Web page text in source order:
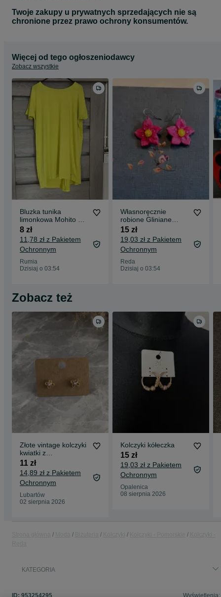
Twoje zakupy u prywatnych sprzedających nie są
chronione przez prawo ochrony konsumentów.
Więcej od tego ogłoszeniodawcy
Zobacz wszystkie
Bluzka tunika
limonkowa Mohito S
36 krótki rękaw
8 zł
11,78 zł z Pakietem
Ochronnym
Rumia
Dzisiaj o 03:54
Własnoręcznie
robione Gliniane
różowe kolczyki w
kształcie kwiatów
15 zł
19,03 zł z Pakietem
Ochronnym
Reda
Dzisiaj o 03:54
Zobacz też
Złote vintage kolczyki
kwiatki z
diamencikiem
11 zł
14,89 zł z Pakietem
Ochronnym
Lubartów
02 sierpnia 2026
Kolczyki kółeczka
15 zł
19,03 zł z Pakietem
Ochronnym
Opalenica
08 sierpnia 2026
KATEGORIA
ID: 953254295 Wyświetlenia: